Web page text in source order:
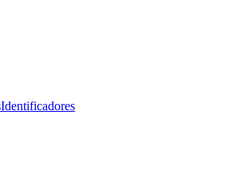
Identificadores